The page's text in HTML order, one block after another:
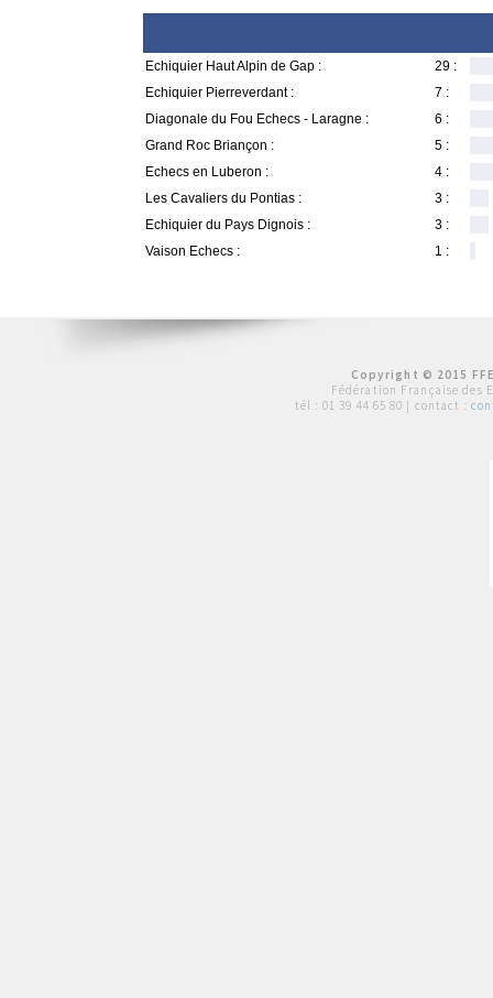
Echiquier Haut Alpin de Gap :
29 :
Echiquier Pierreverdant :
7 :
Diagonale du Fou Echecs - Laragne :
6 :
Grand Roc Briançon :
5 :
Echecs en Luberon :
4 :
Les Cavaliers du Pontias :
3 :
Echiquier du Pays Dignois :
3 :
Vaison Echecs :
1 :
Copyright © 2015
Fédération Française des
tél : 01 39 44 65 80 | contact :